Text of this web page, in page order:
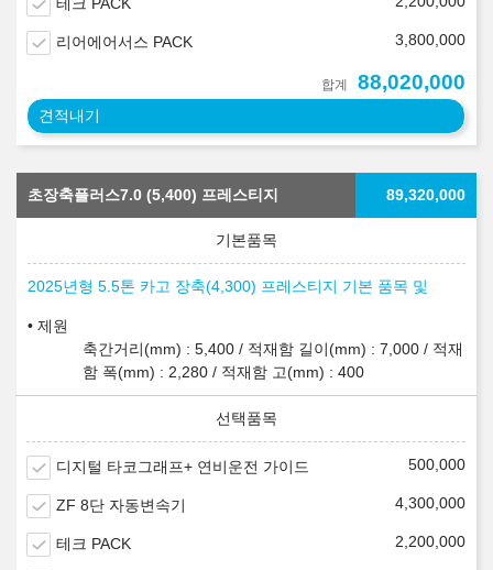
테크 PACK
리어에어서스 PACK 3,800,000
합계 88,020,000
견적내기
초장축플러스7.0 (5,400) 프레스티지 89,320,000
2025년형 5.5톤 카고 장축(4,300) 프레스티지 기본 품목 및
제원
축간거리(mm) : 5,400 / 적재함 길이(mm) : 7,000 / 적재
함 폭(mm) : 2,280 / 적재함 고(mm) : 400
디지털 타코그래프+ 연비운전 가이드 500,000
ZF 8단 자동변속기 4,300,000
테크 PACK 2,200,000